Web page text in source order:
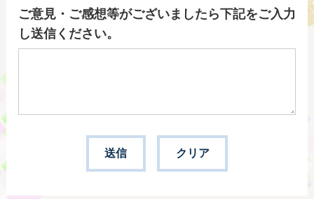
ご意見・ご感想等がございましたら下記をご入力
し送信ください。